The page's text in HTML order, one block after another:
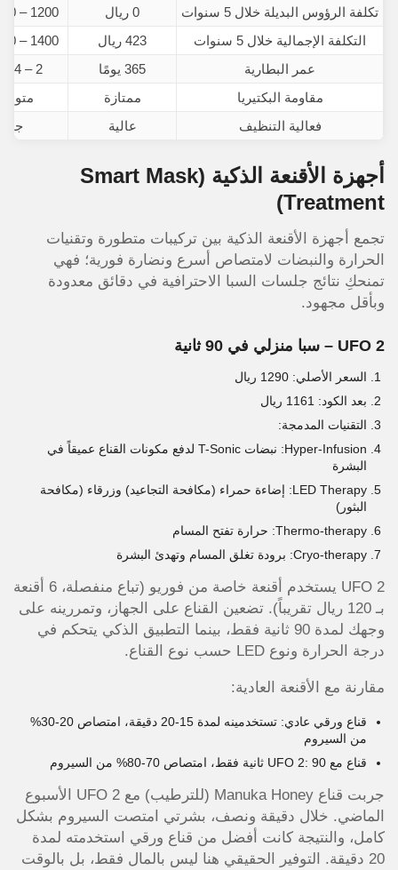
تكلفة الرؤوس البديلة خلال 5 سنوات
0 ريال
1200 – 2000 ريال
التكلفة الإجمالية خلال 5 سنوات
423 ريال
1400 – 2400 ريال
عمر البطارية
365 يومًا
2 – 4 أسابيع
مقاومة البكتيريا
ممتازة
فعالية التنظيف
عالية
أجهزة الأقنعة الذكية (Smart Mask
Treatment)
تجمع أجهزة الأقنعة الذكية بين تركيبات متطورة وتقنيات
الحرارة والنبضات لامتصاص أسرع ونضارة فورية؛ فهي
تمنحكِ نتائج جلسات السبا الاحترافية في دقائق معدودة
وبأقل مجهود.
UFO 2 – سبا منزلي في 90 ثانية
السعر الأصلي: 1290 ريال
بعد الكود: 1161 ريال
التقنيات المدمجة:
Hyper-Infusion: نبضات T-Sonic لدفع مكونات القناع عميقاً في
البشرة
LED Therapy: إضاءة حمراء (مكافحة التجاعيد) وزرقاء (مكافحة
البثور)
Thermo-therapy: حرارة تفتح المسام
Cryo-therapy: برودة تغلق المسام وتهدئ البشرة
UFO 2 يستخدم أقنعة خاصة من فوريو (تباع منفصلة، 6 أقنعة
بـ 120 ريال تقريباً). تضعين القناع على الجهاز، وتمررينه على
وجهك لمدة 90 ثانية فقط، بينما التطبيق الذكي يتحكم في
درجة الحرارة ونوع LED حسب نوع القناع.
مقارنة مع الأقنعة العادية:
قناع ورقي عادي: تستخدمينه لمدة 15-20 دقيقة، امتصاص 20-30%
من السيروم
قناع مع UFO 2: 90 ثانية فقط، امتصاص 70-80% من السيروم
جربت قناع Manuka Honey (للترطيب) مع UFO 2 الأسبوع
الماضي. خلال دقيقة ونصف، بشرتي امتصت السيروم بشكل
كامل، والنتيجة كانت أفضل من قناع ورقي استخدمته لمدة
20 دقيقة. التوفير الحقيقي هنا ليس بالمال فقط، بل بالوقت